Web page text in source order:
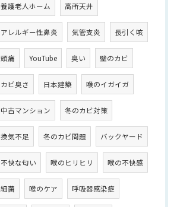
養護老人ホーム 高所天井
アレルギー性鼻炎 気管支炎 長引く咳
頭痛 YouTube 臭い 壁のカビ
カビ臭さ 日本建築 喉のイガイガ
中古マンション 冬のカビ対策
換気不足 冬のカビ問題 バックヤード
不快な匂い 喉のヒリヒリ 喉の不快感
細菌 喉のケア 呼吸器感染症